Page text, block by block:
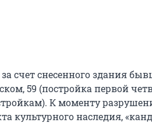
счет снесенного здания
59 (постройка первой
К моменту
культурного наследия,